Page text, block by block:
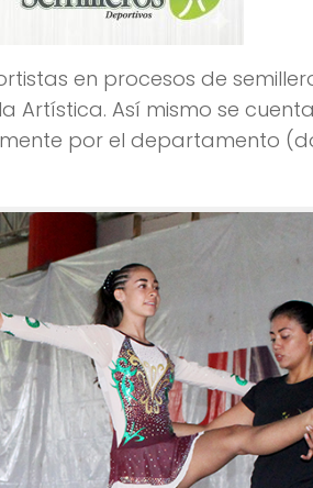
en procesos de
Artística. Así mismo se
por el departamento